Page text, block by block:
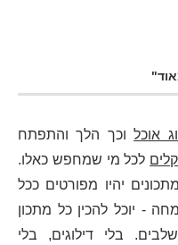
אוכלוכך הלך והתפתח
לכל מי שמחפש כאלו.
יהיו מפורטים ככל
- יוכל להכין כל מתכון
בלי דילוגים, בלי